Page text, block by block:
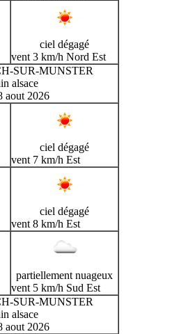
ciel dégagé
vent 3 km/h Nord Est
SUR-MUNSTER
alsace
aout 2026
ciel dégagé
vent 7 km/h Est
ciel dégagé
vent 8 km/h Est
partiellement nuageux
vent 5 km/h Sud Est
SUR-MUNSTER
alsace
aout 2026